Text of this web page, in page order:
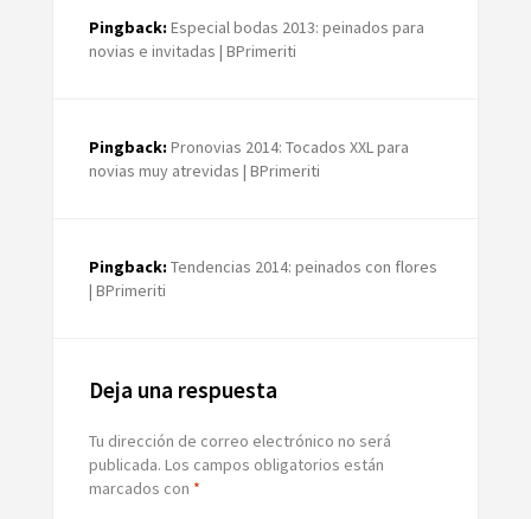
Pingback: Especial bodas 2013: peinados para
novias e invitadas | BPrimeriti
Pingback: Pronovias 2014: Tocados XXL para
novias muy atrevidas | BPrimeriti
Pingback: Tendencias 2014: peinados con flores
| BPrimeriti
Deja una respuesta
Tu dirección de correo electrónico no será
publicada. Los campos obligatorios están
marcados con *